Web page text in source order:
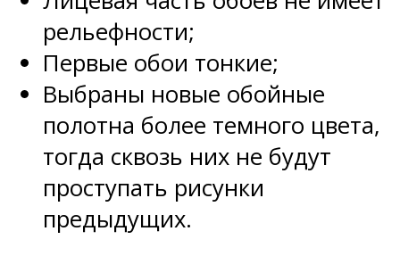
рельефности;
Первые обои тонкие;
Выбраны новые обойные
полотна более темного цвета,
тогда сквозь них не будут
проступать рисунки
предыдущих.